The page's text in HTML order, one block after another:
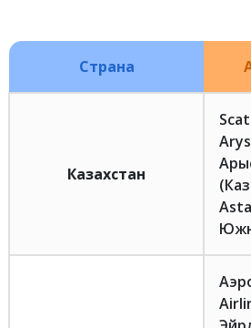
Страна
Казахстан